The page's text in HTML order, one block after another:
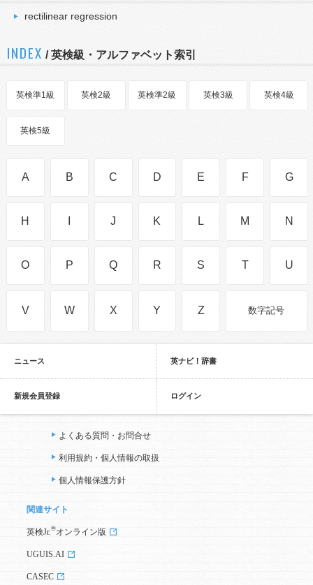
rectilinear regression
INDEX / 英検級・アルファベット索引
英検準1級 英検2級 英検準2級 英検3級 英検4級
英検5級
A B C D E F G
H J K L M N
O P Q R S T U
V W X Y Z 数字記号
ニュース 英ナビ！辞書
新規会員登録 ログイン
よくある質問・お問合せ
利用規約・個人情報の取扱
個人情報保護方針
関連サイト
英検Jr. ®オンライン版
UGUIS.AI
CASEC